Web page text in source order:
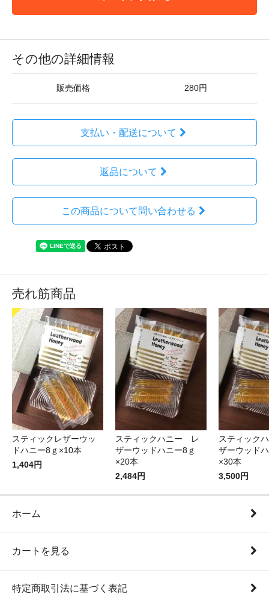
その他の詳細情報
販売価格 280円
支払い・配送について
返品について
この商品について問い合わせる
売れ筋商品
スティックレザーウッ
ドハニー8ｇ×10本
1,404円
スティックハニー レ
ザーウッドハニー8ｇ
×20本
2,484円
スティック
ザーウッド
×30本
3,500円
ホーム
カートを見る
特定商取引法に基づく表記